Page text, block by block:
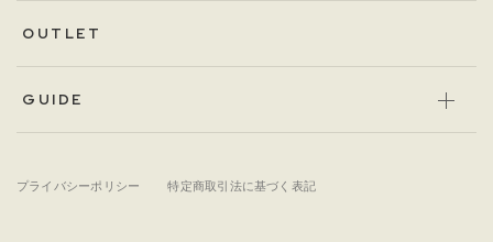
OUTLET
GUIDE
プライバシーポリシー 特定商取引法に基づく表記